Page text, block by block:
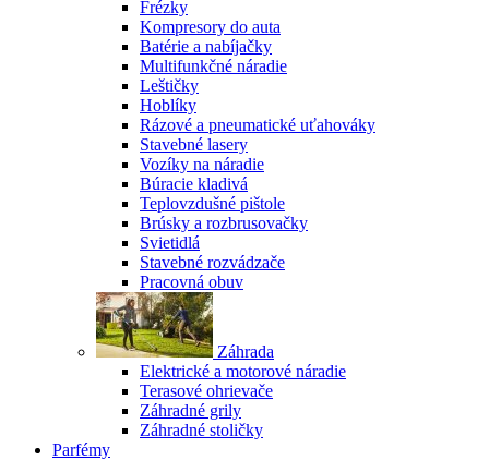
Frézky
Kompresory do auta
Batérie a nabíjačky
Multifunkčné náradie
Leštičky
Hoblíky
Rázové a pneumatické uťahováky
Stavebné lasery
Vozíky na náradie
Búracie kladivá
Teplovzdušné pištole
Brúsky a rozbrusovačky
Svietidlá
Stavebné rozvádzače
Pracovná obuv
Záhrada
Elektrické a motorové náradie
Terasové ohrievače
Záhradné grily
Záhradné stoličky
Parfémy